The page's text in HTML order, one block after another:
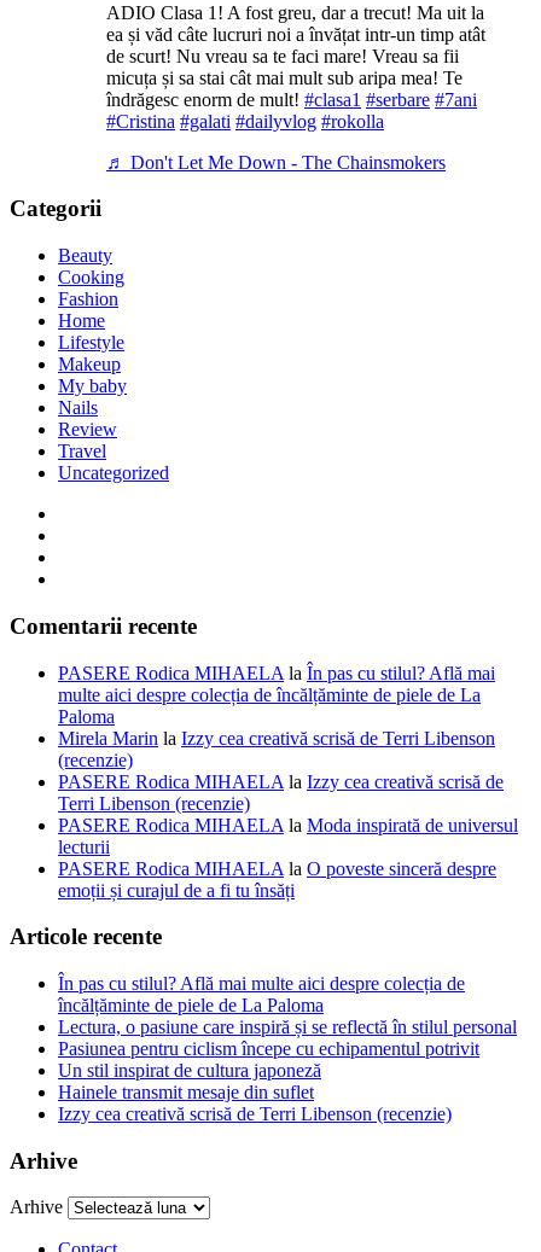
ADIO Clasa 1! A fost greu, dar a trecut! Ma uit la
ea și văd câte lucruri noi a învățat intr-un timp atât
de scurt! Nu vreau sa te faci mare! Vreau sa fii
micuța și sa stai cât mai mult sub aripa mea! Te
îndrăgesc enorm de mult! #clasa1 #serbare #7ani
#Cristina #galati #dailyvlog #rokolla
♬ Don't Let Me Down - The Chainsmokers
Categorii
Beauty
Cooking
Fashion
Home
Lifestyle
Makeup
My baby
Nails
Review
Travel
Uncategorized
Comentarii recente
PASERE Rodica MIHAELA la În pas cu stilul? Află mai
multe aici despre colecția de încălțăminte de piele de La
Paloma
Mirela Marin la Izzy cea creativă scrisă de Terri Libenson
(recenzie)
PASERE Rodica MIHAELA la Izzy cea creativă scrisă de
Terri Libenson (recenzie)
PASERE Rodica MIHAELA la Moda inspirată de universul
lecturii
PASERE Rodica MIHAELA la O poveste sinceră despre
emoții și curajul de a fi tu însăți
Articole recente
În pas cu stilul? Află mai multe aici despre colecția de
încălțăminte de piele de La Paloma
Lectura, o pasiune care inspiră și se reflectă în stilul personal
Pasiunea pentru ciclism începe cu echipamentul potrivit
Un stil inspirat de cultura japoneză
Hainele transmit mesaje din suflet
Izzy cea creativă scrisă de Terri Libenson (recenzie)
Arhive
Arhive